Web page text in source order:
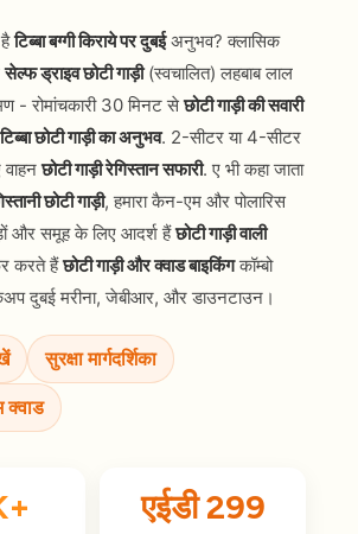
हैटिब्बा बग्गी किराये पर दुबईअनुभव? क्लासिक
सेल्फ ड्राइव छोटी गाड़ी(स्वचालित) लहबाब लाल
- रोमांचकारी 30 मिनट सेछोटी गाड़ी की सवारी
टिब्बा छोटी गाड़ी का अनुभव. 2-सीटर या 4-सीटर
छोटी गाड़ी रेगिस्तान सफारी. ए भी कहा जाता
छोटी गाड़ी, हमारा कैन-एम और पोलारिस
और समूह के लिए आदर्श हैंछोटी गाड़ी वाली
करते हैंछोटी गाड़ी और क्वाड बाइकिंगकॉम्बो
दुबई मरीना, जेबीआर, और डाउनटाउन।
सुरक्षा मार्गदर्शिका
क्वाड
एईडी 299